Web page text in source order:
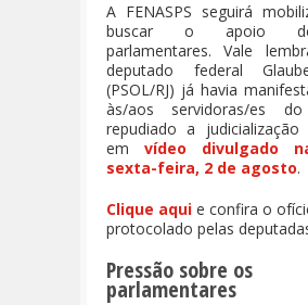
A FENASPS seguirá
buscar o apoio
parlamentares. Vale
deputado federal
(PSOL/RJ) já havia
às/aos servidoras/es
repudiado a judicialização
em vídeo divulgado
sexta-feira, 2 de agosto.
Clique aqui e confira o
protocolado pelas
Pressão sobre os
parlamentares